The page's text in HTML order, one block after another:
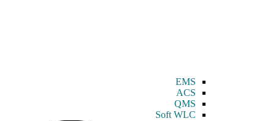
EMS
ACS
QMS
Soft WLC